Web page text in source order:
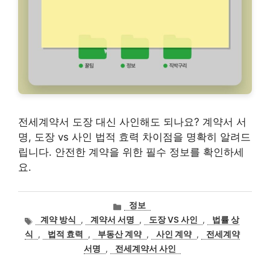
전세계약서 도장 대신 사인해도 되나요? 계약서 서
명, 도장 vs 사인 법적 효력 차이점을 명확히 알려드
립니다. 안전한 계약을 위한 필수 정보를 확인하세
요.
카
테
고
리
정보
태계약 방식 , 계약서 서명 , 도장 VS 사인 ,
법률 상
식
, 법적 효력 , 부동산 계약 , 사인 계약 ,
전세계약
서명
, 전세계약서 사인